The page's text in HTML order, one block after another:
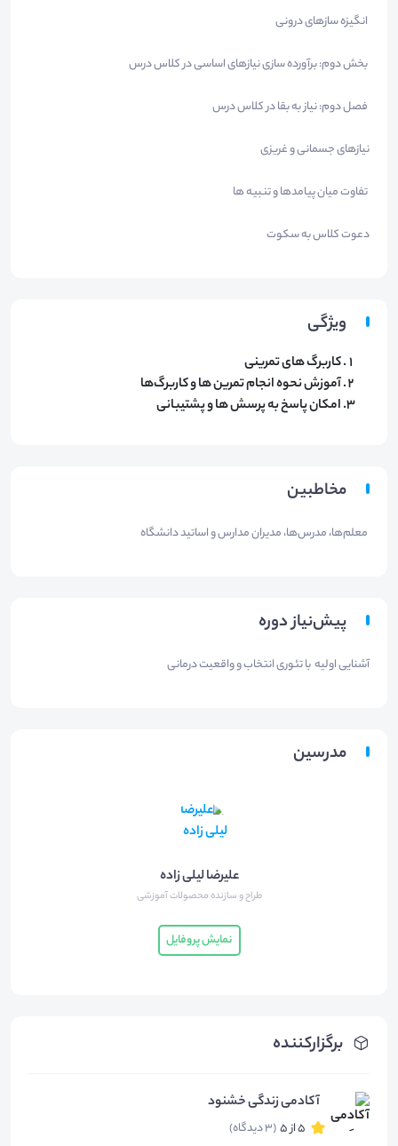
برگزارکننده
آکادمی زندگی خشنود
5 از 5 (3 دیدگاه)
انگیزه سازهای درونی
بخش دوم: برآورده سازی نیازهای اساسی در کلاس درس
فصل دوم: نیاز به بقا در کلاس درس
نیازهای جسمانی و غریزی
تفاوت میان پیامدها و تنبیه ها
دعوت کلاس به سکوت
ویژگی
کاربرگ های تمرینی
آموزش نحوه انجام تمرین ها و کاربرگ‌ها
امکان پاسخ به پرسش ها و پشتیبانی
مخاطبین
معلم‌ها، مدرس‌ها، مدیران مدارس و اساتید دانشگاه
پیش‌نیاز دوره
آشنایی اولیه با تئوری انتخاب و واقعیت درمانی
مدرسین
علیرضا لیلی زاده
طراح و سازنده محصولات آموزشی
نمایش پروفایل